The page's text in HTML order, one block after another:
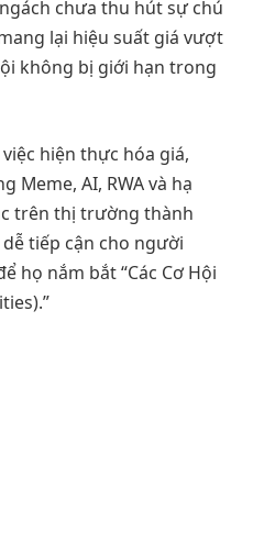
chưa thu hút sự chú
lại hiệu suất giá vượt
không bị giới hạn trong
hiện thực hóa giá,
Meme, AI, RWA và hạ
trên thị trường thành
tiếp cận cho người
họ nắm bắt “Các Cơ Hội